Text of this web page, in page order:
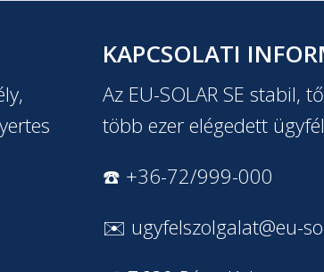
KAPCSOLATI
Az EU-SOLAR SE stabil,
több ezer elégedett
☎️ +36-72/999-000
✉️ ugyfelszolgalat@eu-